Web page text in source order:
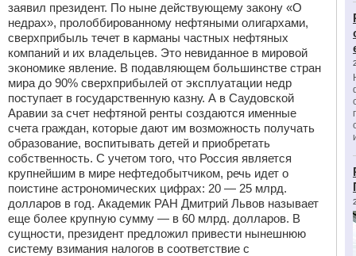
заявил президент. По ныне действующему закону «О
недрах», пролоббированному нефтяными олигархами,
сверхприбыль течет в карманы частных нефтяных
компаний и их владельцев. Это невиданное в мировой
экономике явление. В подавляющем большинстве стран
мира до 90% сверхприбылей от эксплуатации недр
поступает в государственную казну. А в Саудовской
Аравии за счет нефтяной ренты создаются именные
счета граждан, которые дают им возможность получать
образование, воспитывать детей и приобретать
собственность. С учетом того, что Россия является
крупнейшим в мире нефтедобытчиком, речь идет о
поистине астрономических цифрах: 20 — 25 млрд.
долларов в год. Академик РАН Дмитрий Львов называет
еще более крупную сумму — в 60 млрд. долларов. В
сущности, президент предложил привести нынешнюю
систему взимания налогов в соответствие с